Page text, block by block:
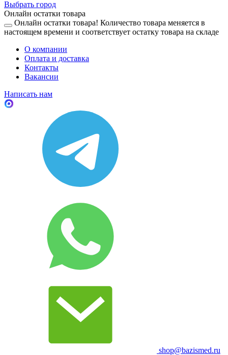
Выбрать город
Онлайн остатки товара
Онлайн остатки товара! Количество товара меняется в
настоящем времени и соответствует остатку товара на складе
О компании
Оплата и доставка
Контакты
Вакансии
Написать нам
shop@bazismed.ru